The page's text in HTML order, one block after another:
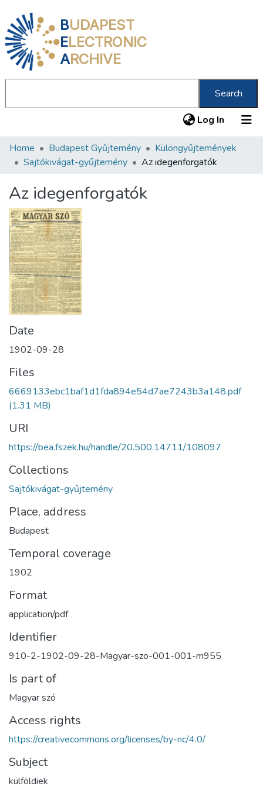
BUDAPEST
ELECTRONIC
ARCHIVE
Search
Log In (current)
Communities & Collections
Statistics
About us
Home Budapest Gyűjtemény
Különgyűjtemények
Sajtókivágat-gyűjtemény
Az idegenforgatók
Az idegenforgatók
Date
1902-09-28
Files
6669133ebc1baf1d1fda894e54d7ae7243b3a148.pdf
(1.31 MB)
URI
https://bea.fszek.hu/handle/20.500.14711/108097
Collections
Sajtókivágat-gyűjtemény
Place, address
Budapest
Temporal coverage
1902
Format
application/pdf
Identifier
910-2-1902-09-28-Magyar-szo-001-001-m955
Is part of
Magyar szó
Access rights
https://creativecommons.org/licenses/by-nc/4.0/
Subject
külföldiek